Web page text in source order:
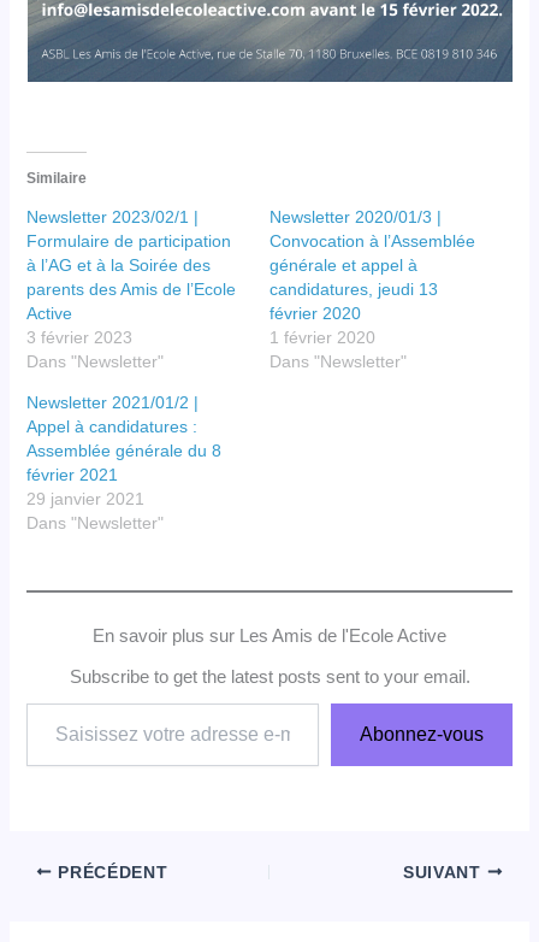
Similaire
Newsletter 2023/02/1 |
Formulaire de participation
à l’AG et à la Soirée des
parents des Amis de l’Ecole
Active
3 février 2023
Dans "Newsletter"
Newsletter 2020/01/3 |
Convocation à l’Assemblée
générale et appel à
candidatures, jeudi 13
février 2020
1 février 2020
Dans "Newsletter"
Newsletter 2021/01/2 |
Appel à candidatures :
Assemblée générale du 8
février 2021
29 janvier 2021
Dans "Newsletter"
En savoir plus sur Les Amis de l'Ecole Active
Subscribe to get the latest posts sent to your email.
votre
adresse
Abonnez-vous
PRÉCÉDENT SUIVANT